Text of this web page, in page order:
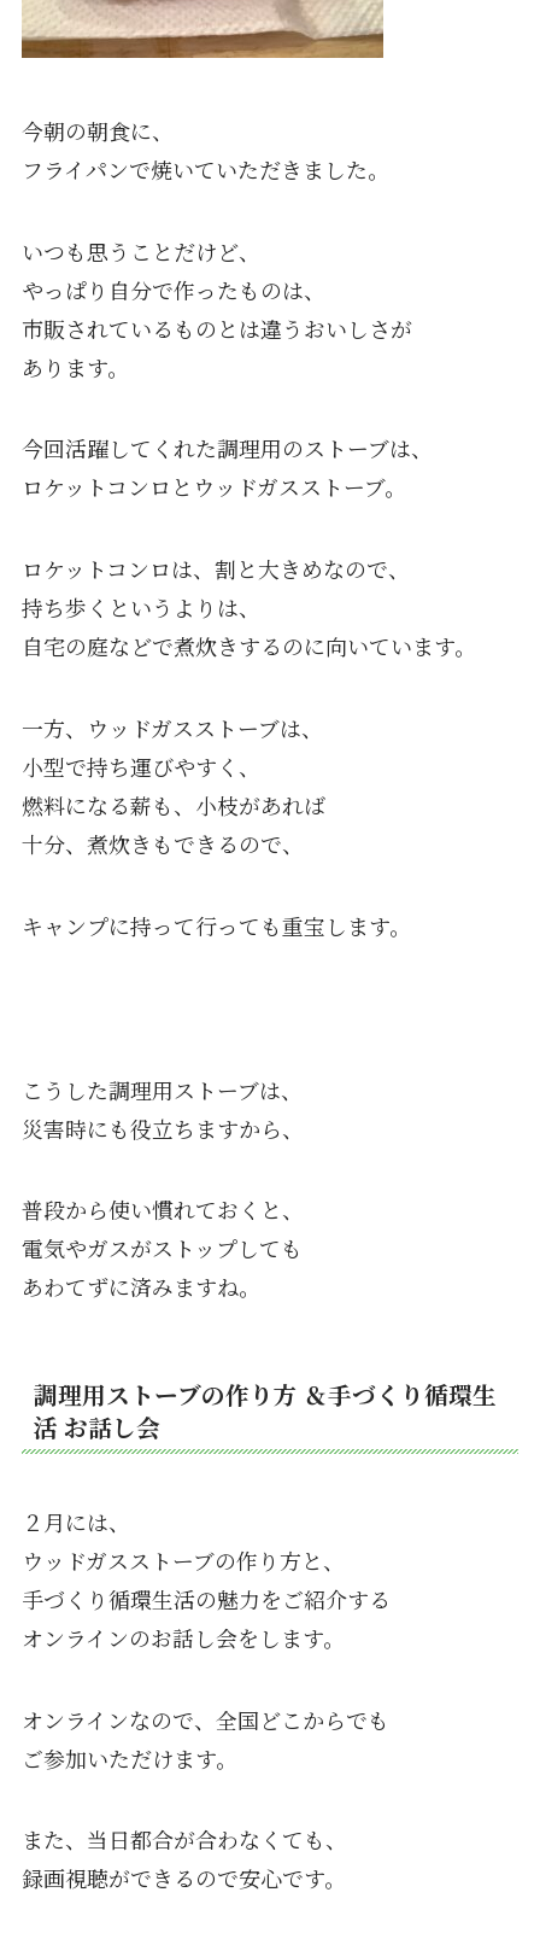
今朝の朝食に、
フライパンで焼いていただきました。
いつも思うことだけど、
やっぱり自分で作ったものは、
市販されているものとは違うおいしさが
あります。
今回活躍してくれた調理用のストーブは、
ロケットコンロとウッドガスストーブ。
ロケットコンロは、割と大きめなので、
持ち歩くというよりは、
自宅の庭などで煮炊きするのに向いています。
一方、ウッドガスストーブは、
小型で持ち運びやすく、
燃料になる薪も、小枝があれば
十分、煮炊きもできるので、
キャンプに持って行っても重宝します。
こうした調理用ストーブは、
災害時にも役立ちますから、
普段から使い慣れておくと、
電気やガスがストップしても
あわてずに済みますね。
調理用ストーブの作り方 ＆手づくり循環生
活 お話し会
２月には、
ウッドガスストーブの作り方と、
手づくり循環生活の魅力をご紹介する
オンラインのお話し会をします。
オンラインなので、全国どこからでも
ご参加いただけます。
また、当日都合が合わなくても、
録画視聴ができるので安心です。